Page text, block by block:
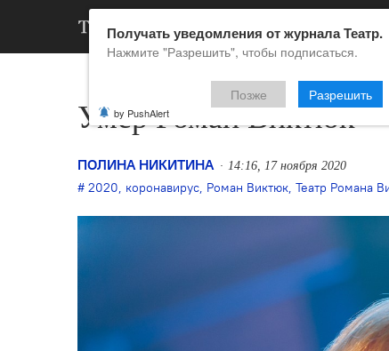
Умер Роман Виктюк
ПОЛИНА НИКИТИНА 14:16, 17 ноября 2020
2020, коронавирус, Роман Виктюк, Театр Романа
Получать уведомления от журнала Театр.
Нажмите "Разрешить", чтобы подписаться.
Позже Разрешить
by PushAlert